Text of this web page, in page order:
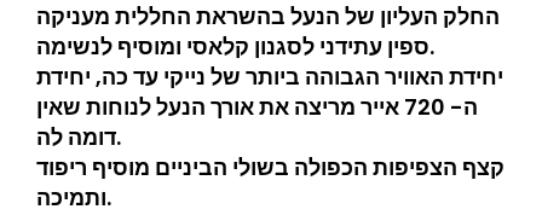
החלק העליון של הנעל בהשראת החללית מעניקה
ספין עתידני לסגנון קלאסי ומוסיף לנשימה.
יחידת האוויר הגבוהה ביותר של נייקי עד כה, יחידת
ה- 720 אייר מריצה את אורך הנעל לנוחות שאין
דומה לה.
קצף הצפיפות הכפולה בשולי הביניים מוסיף ריפוד
ותמיכה.